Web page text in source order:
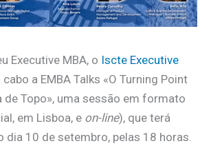
Executive MBA, o Iscte Executive
cabo a EMBA Talks «O Turning Point
de Topo», uma sessão em formato
em Lisboa, e on-line), que terá
dia 10 de setembro, pelas 18 horas.